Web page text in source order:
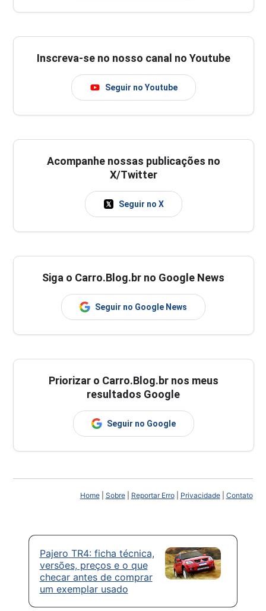
Inscreva-se no nosso canal no Youtube
Seguir no Youtube
Acompanhe nossas publicações no
X/Twitter
Seguir no X
Siga o Carro.Blog.br no Google News
Seguir no Google News
Priorizar o Carro.Blog.br nos meus
resultados Google
Seguir no Google
Home| Sobre| Reportar Erro| Privacidade| Contato
Pajero TR4: ficha técnica,
versões, preços e o que
checar antes de comprar
um exemplar usado